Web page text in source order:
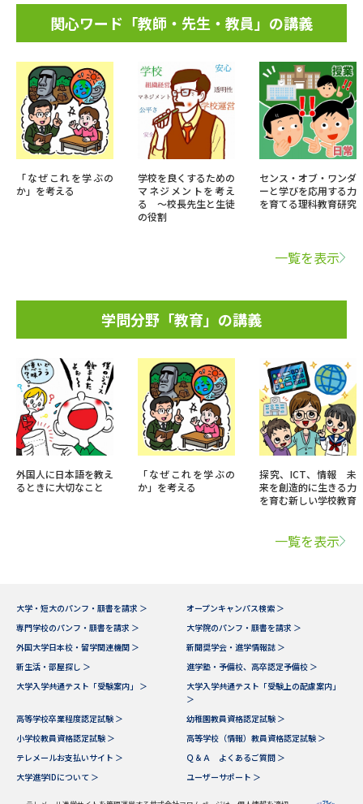
関心ワード「教師・先生・教員」の講義
「なぜこれを学ぶの
か」を考える
学校を良くするための
マネジメントを考え
る ～校長先生と生徒
の役割
センス・オブ・ワンダ
ーと学びを応用する力
を育てる理科教育研究
一覧を表示
学問分野「教育」の講義
外国人に日本語を教え
るときに大切なこと
「なぜこれを学ぶの
か」を考える
探究、ICT、情報 未
来を創造的に生きる力
を育む新しい学校教育
一覧を表示
大学・短大のパンフ・願書を請求 ＞
オープンキャンパス検索 ＞
専門学校のパンフ・願書を請求 ＞
大学院のパンフ・願書を請求 ＞
外国大学日本校・留学関連機関 ＞
新聞奨学会・進学情報誌 ＞
新生活・部屋探し ＞
進学塾・予備校、高卒認定予備校 ＞
大学入学共通テスト「受験案内」 ＞
大学入学共通テスト「受験上の配慮案内」
＞
高等学校卒業程度認定試験 ＞
幼稚園教員資格認定試験 ＞
小学校教員資格認定試験 ＞
高等学校（情報）教員資格認定試験 ＞
テレメールお支払いサイト ＞
Ｑ＆Ａ よくあるご質問 ＞
大学進学IDについて ＞
ユーザーサポート ＞